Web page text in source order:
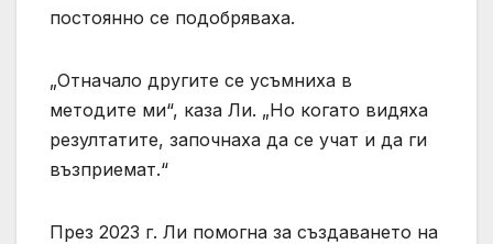
постоянно се подобряваха.
„Отначало другите се усъмниха в
методите ми“, каза Ли. „Но когато видяха
резултатите, започнаха да се учат и да ги
възприемат.“
През 2023 г. Ли помогна за създаването на